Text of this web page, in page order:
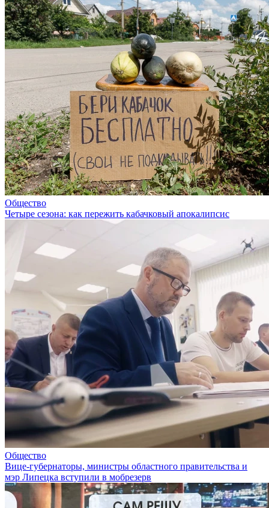
Общество
Четыре сезона: как пережить кабачковый апокалипсис
Общество
Вице-губернаторы, министры областного правительства и
мэр Липецка вступили в мобрезерв